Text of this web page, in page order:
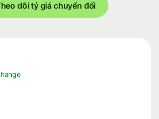
dõi tỷ giá chuyển đổi